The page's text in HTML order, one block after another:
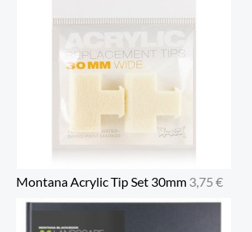
Montana Acrylic Tip Set 30mm 3,75 €